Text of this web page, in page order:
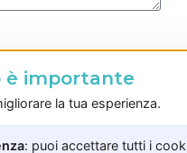
è importante
la tua esperienza.
: puoi accettare tutti i